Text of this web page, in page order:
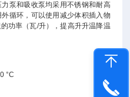
泵和吸收泵均采用不锈钢和耐高
循环，可以使用减少体积插入物
功率（瓦/升），提高升升温降温
°C